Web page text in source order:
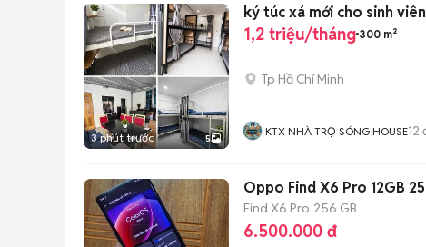
3 phút trước 5
ký túc xá mới cho sinh
1,2 triệu/tháng 300 m²
Tp Hồ Chí Minh
KTX NHÀ TRỌ SÓNG HOUSE12
Oppo Find X6 Pro 12GB
Find X6 Pro 256 GB
6.500.000 đ